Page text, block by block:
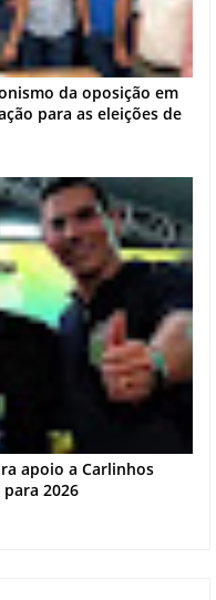
da oposição em
para as eleições de
apoio a Carlinhos
2026